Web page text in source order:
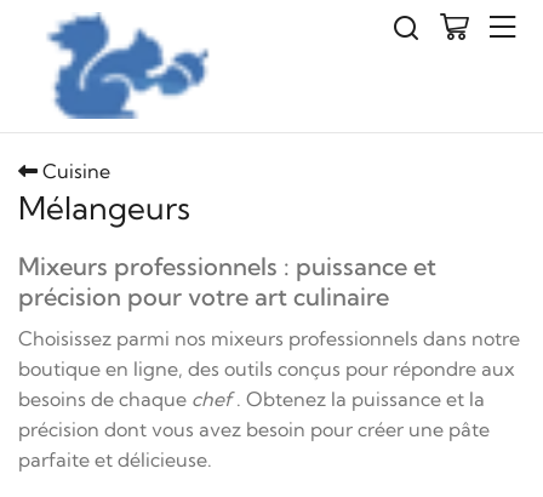
Cuisine
Mélangeurs
Mixeurs professionnels : puissance et
précision pour votre art culinaire
Choisissez parmi nos mixeurs professionnels dans notre
boutique en ligne, des outils conçus pour répondre aux
besoins de chaque chef. Obtenez la puissance et la
précision dont vous avez besoin pour créer une pâte
parfaite et délicieuse.